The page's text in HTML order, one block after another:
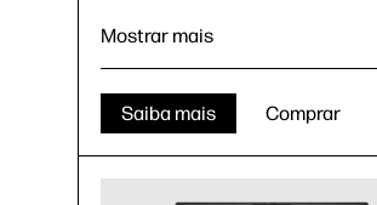
Capacidade de gerenciamento
Mostrar mais
Saiba mais Comprar